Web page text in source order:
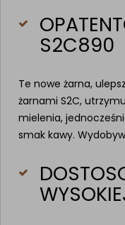
S2C890
Te nowe żarna,
żarnami S2C,
mielenia,
smak kawy.